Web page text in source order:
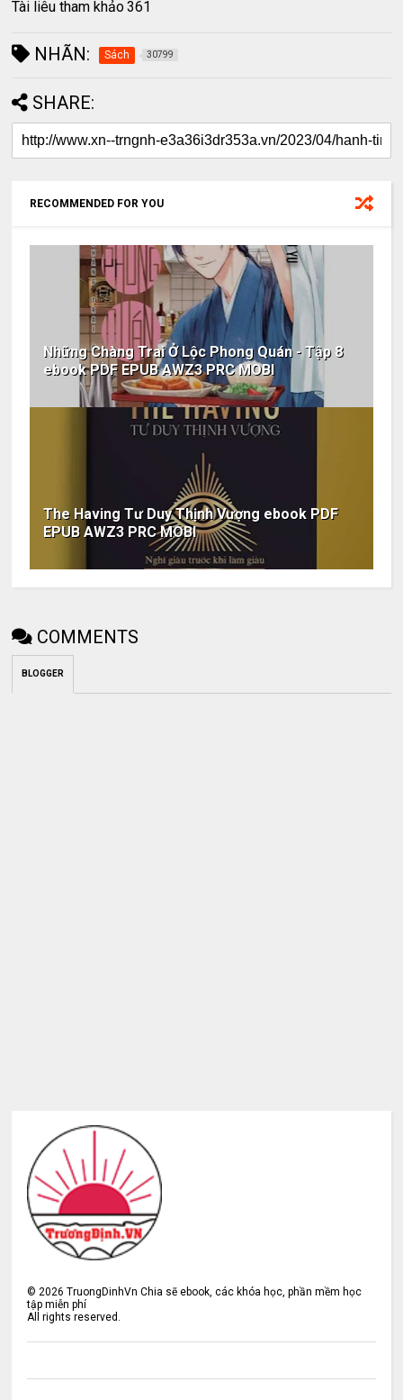
Tài liêu tham khảo361
NHÃN: Sách 30799
SHARE:
RECOMMENDED FOR YOU
Những Chàng Trai Ở Lộc Phong Quán - Tập 8
ebook PDF EPUB AWZ3 PRC MOBI
The Having Tư Duy Thịnh Vượng ebook PDF
EPUB AWZ3 PRC MOBI
COMMENTS
BLOGGER
©2026 TruongDinhVn Chia sẽ ebook, các khóa học, phần mềm học
tập miễn phí
All rights reserved.